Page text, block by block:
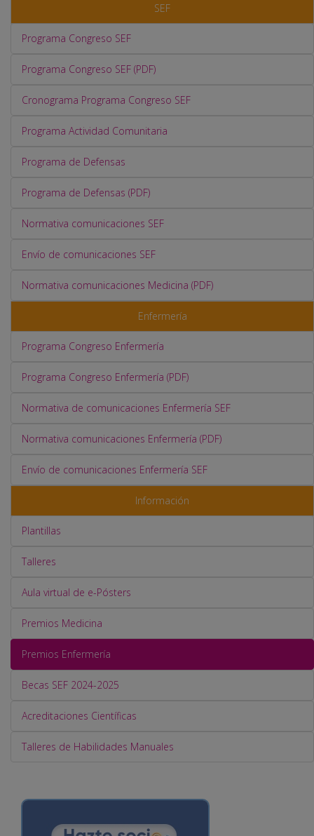
SEF
Programa Congreso SEF
Programa Congreso SEF (PDF)
Cronograma Programa Congreso SEF
Programa Actividad Comunitaria
Programa de Defensas
Programa de Defensas (PDF)
Normativa comunicaciones SEF
Envío de comunicaciones SEF
Normativa comunicaciones Medicina (PDF)
Enfermería
Programa Congreso Enfermería
Programa Congreso Enfermería (PDF)
Normativa de comunicaciones Enfermería SEF
Normativa comunicaciones Enfermería (PDF)
Envío de comunicaciones Enfermería SEF
Información
Plantillas
Talleres
Aula virtual de e-Pósters
Premios Medicina
Premios Enfermería
Becas SEF 2024-2025
Acreditaciones Científicas
Talleres de Habilidades Manuales